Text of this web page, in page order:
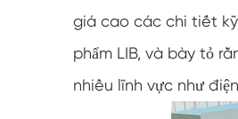
giá cao các chi tiết
phẩm LIB, và bày tỏ
nhiều lĩnh vực như